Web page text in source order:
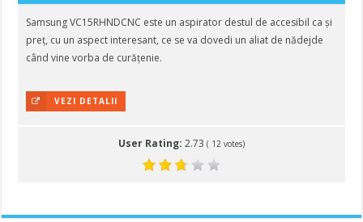
Samsung VC15RHNDCNC este un aspirator destul de accesibil ca și
preț, cu un aspect interesant, ce se va dovedi un aliat de nădejde
când vine vorba de curățenie.
VEZI DETALII
User Rating: 2.73 ( 12votes)